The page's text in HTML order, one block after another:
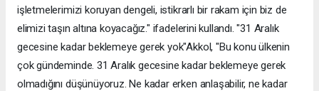
işletmelerimizi koruyan dengeli, istikrarlı bir rakam için biz de
elimizi taşın altına koyacağız." ifadelerini kullandı. "31 Aralık
gecesine kadar beklemeye gerek yok"Akkol, "Bu konu ülkenin
çok gündeminde. 31 Aralık gecesine kadar beklemeye gerek
olmadığını düşünüyoruz. Ne kadar erken anlaşabilir, ne kadar